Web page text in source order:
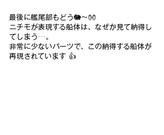
最後に艦尾部もどう🐘～👐
ニチモが表現する船体は、なぜか見て納得し
てしまう…。
非常に少ないパーツで、この納得する船体が
再現されています 👍